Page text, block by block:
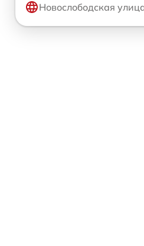
Новослободская